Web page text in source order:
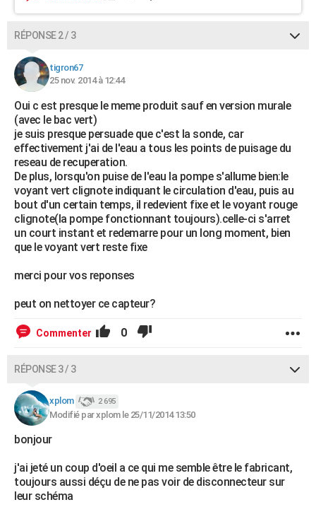
RÉPONSE 2 / 3
tigron67
25 nov. 2014 à 12:44
Oui c est presque le meme produit sauf en version murale
(avec le bac vert)
je suis presque persuade que c'est la sonde, car
effectivement j'ai de l'eau a tous les points de puisage du
reseau de recuperation.
De plus, lorsqu'on puise de l'eau la pompe s'allume bien:le
voyant vert clignote indiquant le circulation d'eau, puis au
bout d'un certain temps, il redevient fixe et le voyant rouge
clignote(la pompe fonctionnant toujours).celle-ci s'arret
un court instant et redemarre pour un long moment, bien
que le voyant vert reste fixe
merci pour vos reponses
peut on nettoyer ce capteur?
Commenter 0
RÉPONSE 3 / 3
xplom 2 695
Modifié par xplom le 25/11/2014 13:50
bonjour
j'ai jeté un coup d'oeil a ce qui me semble être le fabricant,
toujours aussi déçu de ne pas voir de disconnecteur sur
leur schéma